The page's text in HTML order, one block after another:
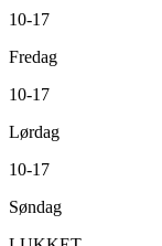
10-17
Fredag
10-17
Lørdag
10-17
Søndag